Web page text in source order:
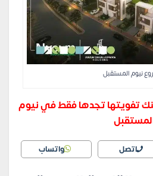
نيوم المستقبل
تفويتها تجدها فقط في نيوم
اتصل واتساب